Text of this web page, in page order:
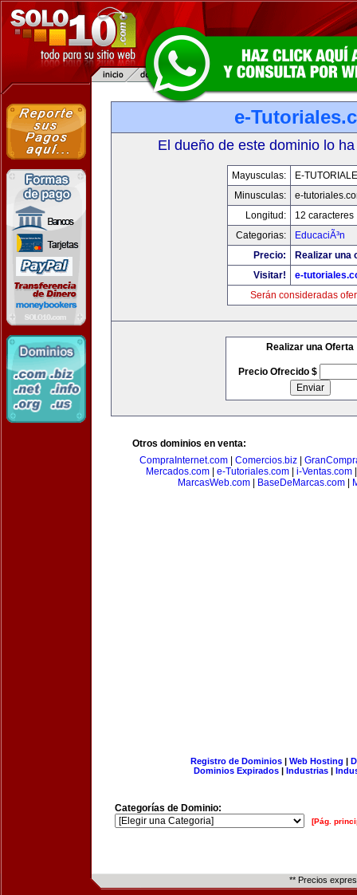
e-
El dueño de este dominio lo
Mayusculas:
E-
Minusculas:
e-
Longitud:
12 caracteres
Categorias:
EducaciÃ³n
Precio:
Realizar una
Visitar!
e-
Serán consideradas
Realizar una Oferta
Precio Ofrecido $
Otros dominios en venta:
CompraInternet.com| Comercios.biz|
Mercados.com
e-Tutoriales.com i-Ventas.com
MarcasWeb.com
BaseDeMarcas.com
Registro de Dominios| Web Hosting |
Dominios Expirados | Industrias |
Categorías de Dominio:
[Pág.
** Precios